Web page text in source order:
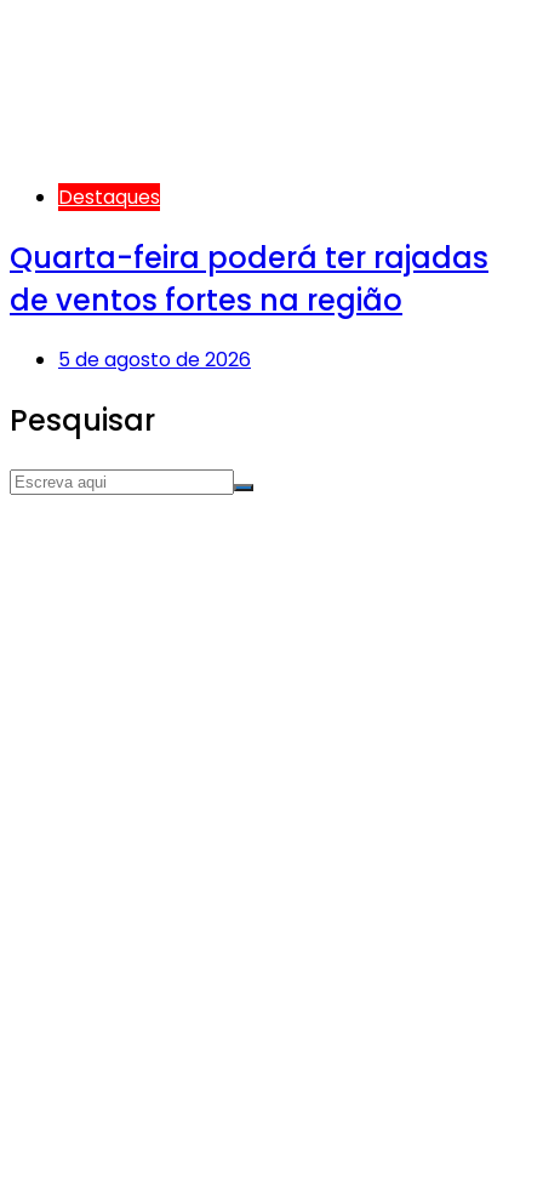
Destaques
Quarta-feira poderá ter rajadas
de ventos fortes na região
5 de agosto de 2026
Pesquisar